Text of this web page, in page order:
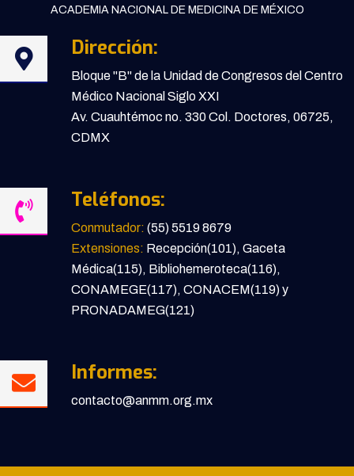
ACADEMIA NACIONAL DE MEDICINA DE MÉXICO
Dirección:
Bloque "B" de la Unidad de Congresos del Centro
Médico Nacional Siglo XXI
Av. Cuauhtémoc no. 330 Col. Doctores, 06725,
CDMX
Teléfonos:
Conmutador: (55) 5519 8679
Extensiones: Recepción(101), Gaceta
Médica(115), Bibliohemeroteca(116),
CONAMEGE(117), CONACEM(119) y
PRONADAMEG(121)
Informes:
contacto@anmm.org.mx